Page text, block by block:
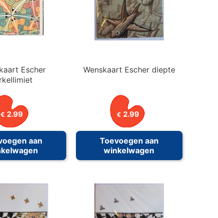
Escher
€ 2.99
aan
Wenskaart Escher diepte
€ 2.99
Toevoegen aan
winkelwagen